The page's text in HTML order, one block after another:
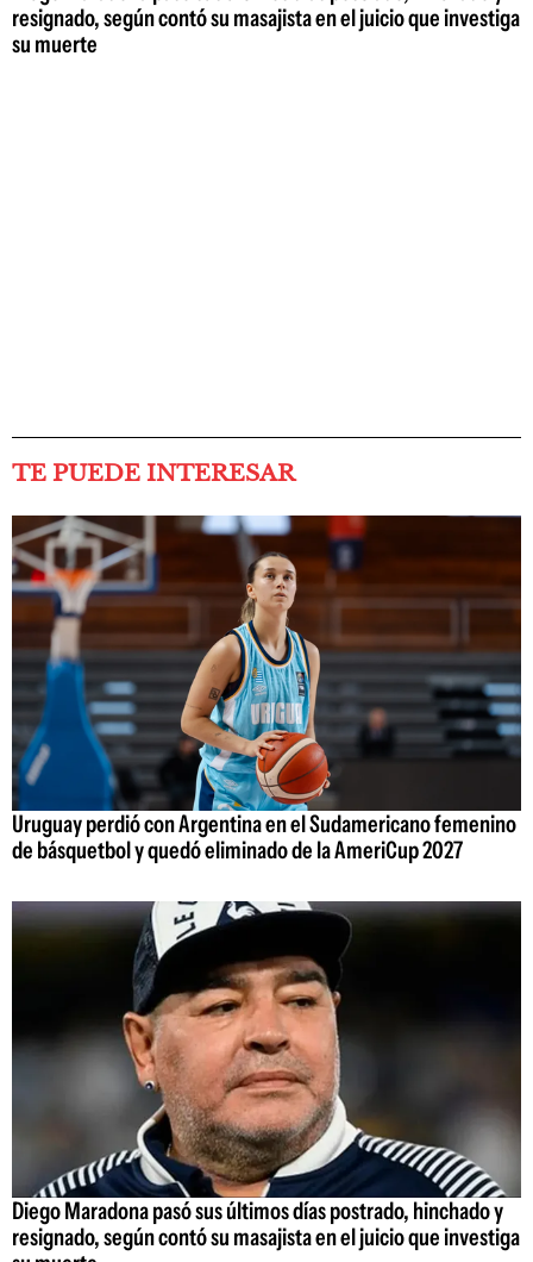
resignado, según contó su masajista en el juicio que investiga
su muerte
TE PUEDE INTERESAR
Uruguay perdió con Argentina en el Sudamericano femenino
de básquetbol y quedó eliminado de la AmeriCup 2027
Diego Maradona pasó sus últimos días postrado, hinchado y
resignado, según contó su masajista en el juicio que investiga